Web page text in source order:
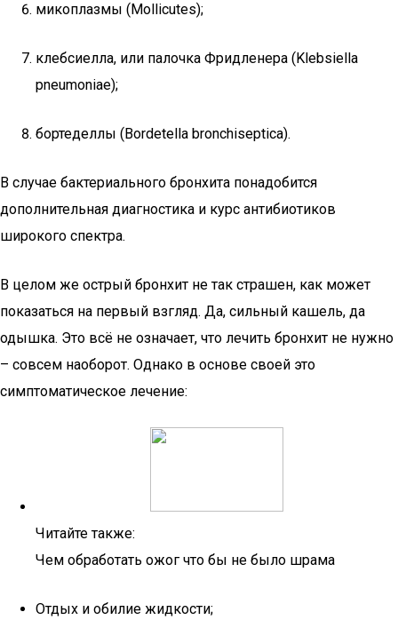
микоплазмы (Mollicutes);
клебсиелла, или палочка Фридленера (Klebsiella
pneumoniae);
бортеделлы (Bordetella bronchiseptica).
В случае бактериального бронхита понадобится
дополнительная диагностика и курс антибиотиков
широкого спектра.
В целом же острый бронхит не так страшен, как может
показаться на первый взгляд. Да, сильный кашель, да
одышка. Это всё не означает, что лечить бронхит не нужно
– совсем наоборот. Однако в основе своей это
симптоматическое лечение:
Читайте также:
Чем обработать ожог что бы не было шрама
Отдых и обилие жидкости;